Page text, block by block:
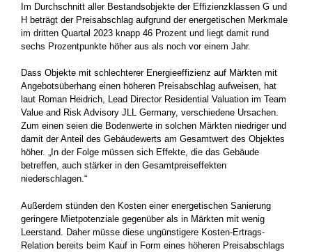
Im Durchschnitt aller Bestandsobjekte der Effizienzklassen G und
H beträgt der Preisabschlag aufgrund der energetischen Merkmale
im dritten Quartal 2023 knapp 46 Prozent und liegt damit rund
sechs Prozentpunkte höher aus als noch vor einem Jahr.
Dass Objekte mit schlechterer Energieeffizienz auf Märkten mit
Angebotsüberhang einen höheren Preisabschlag aufweisen, hat
laut Roman Heidrich, Lead Director Residential Valuation im Team
Value and Risk Advisory JLL Germany, verschiedene Ursachen.
Zum einen seien die Bodenwerte in solchen Märkten niedriger und
damit der Anteil des Gebäudewerts am Gesamtwert des Objektes
höher. „In der Folge müssen sich Effekte, die das Gebäude
betreffen, auch stärker in den Gesamtpreiseffekten
niederschlagen.“
Außerdem stünden den Kosten einer energetischen Sanierung
geringere Mietpotenziale gegenüber als in Märkten mit wenig
Leerstand. Daher müsse diese ungünstigere Kosten-Ertrags-
Relation bereits beim Kauf in Form eines höheren Preisabschlags